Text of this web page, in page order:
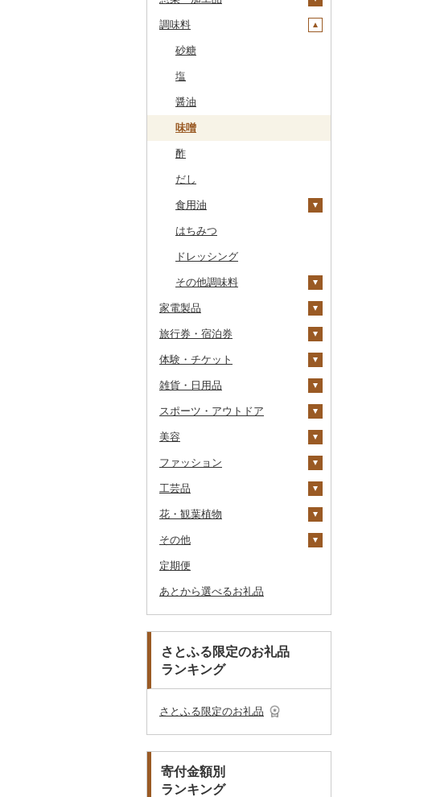
米沢牛
山形牛
上州牛
飛騨牛
神戸牛・神戸ビーフ
但馬牛
土佐あかうし
佐賀牛
長崎和牛
あか牛
宮崎牛
その他牛肉（精肉）
地鶏
赤鶏さつま
その他魚卵
牡蠣（カキ）
あさり
サザエ
はまぐり
鮭・サーモン
マグロ
カツオ
金目鯛
くじら
サバ
さんま
鯛
のどぐろ
ふぐ
ブリ
ほっけ
その他鮮魚
イカ・タコ
イカ
海苔・海藻
わかめ
ひじき
干物
ししゃも
その他干物
その他魚介・加工品
しらす・ちりめん
その他魚介・加工品
はえぬき
さがびより
ひとめぼれ
ミルキークィーン
その他米
和梨
洋梨・ラフランス
マンゴー
みかん・柑橘
レモン
不知火・デコポン
文旦
まどんな
ポンカン
その他柑橘
すいか
キウイ
柿（カキ）
ドライフルーツ
干し柿
干し芋
その他ドライフルーツ
その他果物
びわ
ブルーベリー
パイナップル
栗
その他果物
人参
大根
レンコン
にんにく・生姜
アスパラガス
豆
きのこ
しいたけ
松茸
その他野菜
山菜
茄子
レタス
その他野菜
その他乳製品
大吟醸
吟醸
麦焼酎
米焼酎
その他焼酎
泡盛
ワイン
赤ワイン
シャンパン・スパーク
リングワイン
ウイスキー
リキュール・洋酒
甘酒
ノンアルコール
その他酒
コーヒー豆
粉
飲料
茶葉・ティーバッグ
足柄茶
知覧茶
その他茶
果汁飲料
りんごジュース
その他果汁飲料
紅茶
茶葉・ティーバッグ
その他飲料・ジュース
野菜ジュース
炭酸飲料
その他飲料・ジュース
焼き菓子
プリン
ゼリー
チョコレート
カステラ
アイス・ジェラート
その他洋菓子
煎餅・おかき
羊羹
饅頭
大福
その他和菓子
うどん
そば
パスタ
ひやむぎ
そうめん
その他麺
惣菜
餃子
コロッケ
その他惣菜
カレー・シチュー
シチュー
鍋
肉
魚
ピザ
レトルト
スープ
豆腐・納豆
豆腐
納豆
漬物
梅干
キムチ
その他漬物
缶詰・瓶詰
肉
魚
果物
ジャム
その他缶詰・瓶詰
乾物
燻製（スモーク）
おせち
その他加工品
調味料
砂糖
塩
醤油
味噌
酢
だし
食用油
えごま油
オリーブオイル
ごま油
その他食用油
はちみつ
ドレッシング
その他調味料
みりん
ケチャップ
こしょう
その他調味料
家電製品
季節・空調家電
キッチン家電
照明器具
パソコン・周辺機器
TV・オーディオ・カメラ
美容・健康家電
カー用品
時計
その他家電
旅行券・宿泊券
旅行券
JTBふるさと旅行クー
その他旅行券
宿泊券
体験・チケット
PayPay商品券
食事券
温泉・サウナ・スパ利用
券
GDOふるさとゴルフ
プレークーポン
その他のゴルフプレー
花火大会チケット
カタログギフト
雑貨・日用品
家具・インテリア
机・テーブル
その他家具・インテリ
寝具
布団
毛布
タオルケット
タオル
その他タオル
文房具・印鑑
ボールペン
ノート・ファイル
その他文房具
食器
グラス・カップ
箸
スプーン・フォーク・
ナイフ
皿・椀
その他食器
キッチン用品
フライパン
鍋
まな板
土鍋
日用品
洗剤
トイレットペーパー
ティッシュ
その他日用品
楽器・器材
本・CD・DVD
おもちゃ・ぬいぐるみ
ご当地キャラクター
ペット用品
その他雑貨
スポーツ・アウトドア
ゴルフ
ゴルフボール
ゴルフウェア
その他ゴルフ
釣り
サイクリング
アウトドア・キャンプ
その他スポーツ
その他スポーツ
美容
スキンケア
洗顔
その他スキンケア
シャンプー・リンス
石鹸・ボディーソープ
入浴剤
アロマ
プロテイン
その他美容
ファッション
鞄・バッグ
トートバッグ・ショル
ツケース
その他鞄・バッグ
洋服
女性・レディース
子供・ベビー
その他洋服
和服
靴・履物
靴・シューズ
スリッパ・下駄・草履
その他靴・履物
アクセサリー
ペンダント・ネックレ
ス
ピアス・イヤリング
その他アクセサリー
その他服飾小物
ショール・ストール
マフラー・手袋
工芸品
織物
本場奄美大島紬
陶器・漆器
唐津焼
備前焼
美濃焼
村上木彫堆朱
その他装飾品・工芸品
数珠
工芸品
播州そろばん
美濃和紙
花・観葉植物
観葉植物・苗木
花
胡蝶蘭
造花・プリザーブドフ
ラワー
その他花
盆栽・その他
その他
地域サービス
その他
定期便
あとから選べるお礼品
さとふる限定のお礼品
ランキング
さとふる限定のお礼品
寄付金額別
ランキング